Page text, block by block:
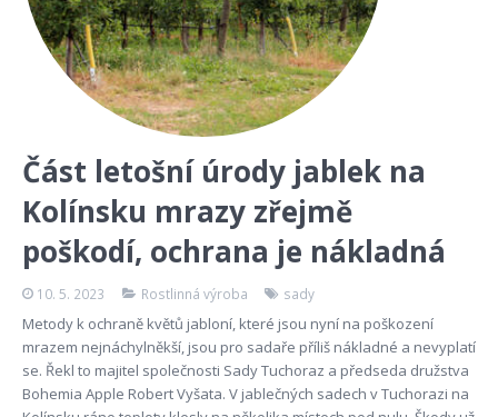
Část letošní úrody jablek na
Kolínsku mrazy zřejmě
poškodí, ochrana je nákladná
10. 5. 2023 Rostlinná výroba sady
Metody k ochraně květů jabloní, které jsou nyní na poškození
mrazem nejnáchylněkší, jsou pro sadaře příliš nákladné a nevyplatí
se. Řekl to majitel společnosti Sady Tuchoraz a předseda družstva
Bohemia Apple Robert Vyšata. V jablečných sadech v Tuchorazi na